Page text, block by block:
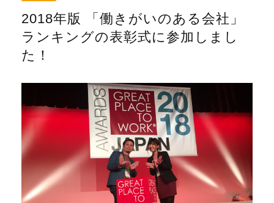
2018年版 「働きがいのある会社」
ランキングの表彰式に参加しまし
た！